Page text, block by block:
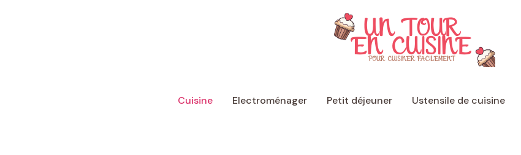
Cuisine Electroménager Petit déjeuner Ustensile de cuisine